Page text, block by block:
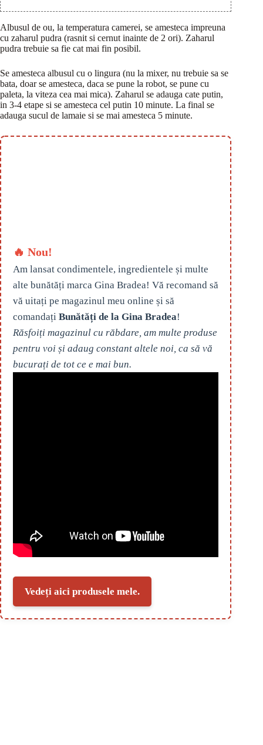
Albusul de ou, la temperatura camerei, se amesteca impreuna
cu zaharul pudra (rasnit si cernut inainte de 2 ori). Zaharul
pudra trebuie sa fie cat mai fin posibil.
Se amesteca albusul cu o lingura (nu la mixer, nu trebuie sa se
bata, doar se amesteca, daca se pune la robot, se pune cu
paleta, la viteza cea mai mica). Zaharul se adauga cate putin,
in 3-4 etape si se amesteca cel putin 10 minute. La final se
adauga sucul de lamaie si se mai amesteca 5 minute.
🔥 Nou!
Am lansat condimentele, ingredientele și multe
alte bunătăți marca Gina Bradea! Vă recomand să
vă uitați pe magazinul meu online și să
comandați Bunătăți de la Gina Bradea!
Răsfoiți magazinul cu răbdare, am multe produse
pentru voi și adaug constant altele noi, ca să vă
bucurați de tot ce e mai bun.
Vedeți aici produsele mele.